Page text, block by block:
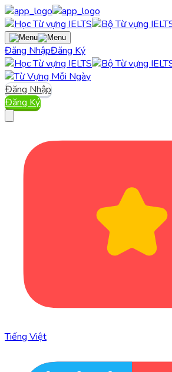
Đăng NhậpĐăng Ký
Đăng Nhập
Đăng Ký
Tiếng Việt